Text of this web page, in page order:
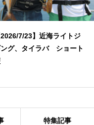
2026/7/23】近海ライトジ
ング、タイラバ ショート
特集記事